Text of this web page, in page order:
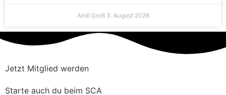
Andi Groß 3. August 2026
Jetzt Mitglied werden
Starte auch du beim SCA